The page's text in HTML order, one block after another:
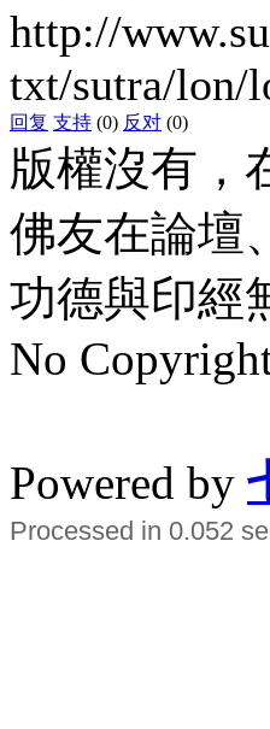
http://
txt/sutra/lon/
回复 支持 (0) 反对 (0)
版權沒有，
佛友在論壇
功德與印經
No
Powered by
Processed in 0.052